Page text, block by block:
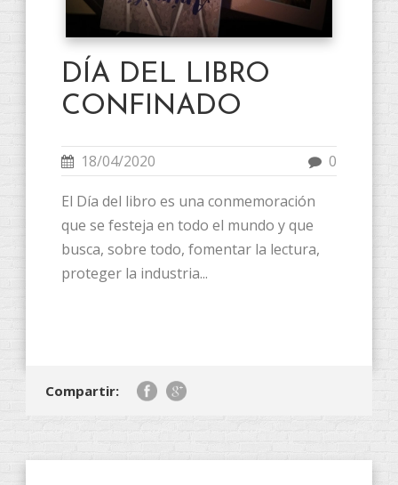
DÍA DEL LIBRO
CONFINADO
18/04/2020 0
El Día del libro es una conmemoración
que se festeja en todo el mundo y que
busca, sobre todo, fomentar la lectura,
proteger la industria...
Compartir: